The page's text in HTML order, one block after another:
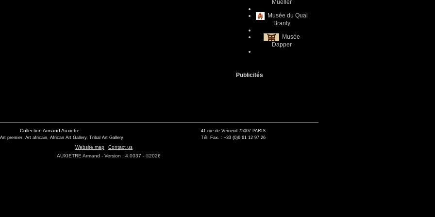
Mueller
Musée du Quai
Branly
Musée
Dapper
Publicités
Collection Armand Auxietre
premier, Art africain, African Art Gallery, Tribal Art Gallery
41 rue de Verneuil 75007 PARIS
Tél. Fax. : +33 (0)6 61 12 97 26
Website map
Contact us
AUXIETRE Armand - Version : 4.0037 - ©2026